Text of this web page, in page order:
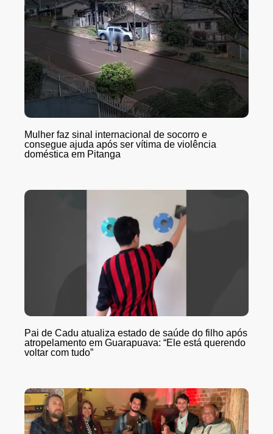
Mulher faz sinal internacional de socorro e
consegue ajuda após ser vítima de violência
doméstica em Pitanga
Pai de Cadu atualiza estado de saúde do filho após
atropelamento em Guarapuava: “Ele está querendo
voltar com tudo”